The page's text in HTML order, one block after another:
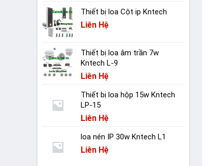
Thiết bị loa Cột ip Kntech
Liên Hệ
Thiết bị loa âm trần 7w
Kntech L-9
Liên Hệ
Thiết bị loa hộp 15w Kntech
LP-15
Liên Hệ
loa nén IP 30w Kntech L1
Liên Hệ